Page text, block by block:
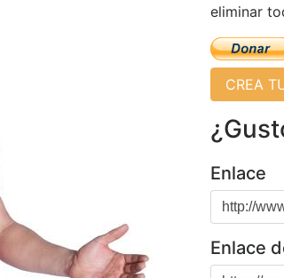
eliminar
CREA
Enlace
Enlace